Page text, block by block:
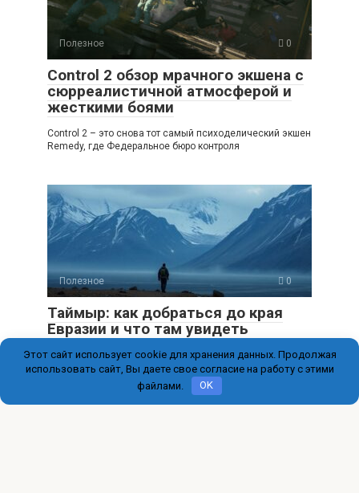
Полезное 0
Control 2 обзор мрачного экшена с
сюрреалистичной атмосферой и
жесткими боями
Control 2 – это снова тот самый психоделический экшен
Remedy, где Федеральное бюро контроля
Полезное 0
Таймыр: как добраться до края
Евразии и что там увидеть
Таймыр — это не просто точка на карте. Это кусок мира,
где арктическая тундра
Этот сайт использует cookie для хранения данных. Продолжая
использовать сайт, Вы даете свое согласие на работу с этими
файлами.
OK